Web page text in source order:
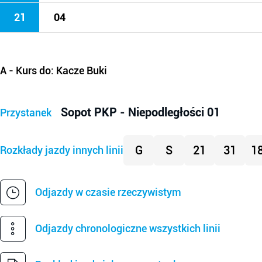
21 04
A - Kurs do: Kacze Buki
Przystanek Sopot PKP - Niepodległości 01
Rozkłady jazdy innych linii G S 21 31
Odjazdy w czasie rzeczywistym
Odjazdy chronologiczne wszystkich linii